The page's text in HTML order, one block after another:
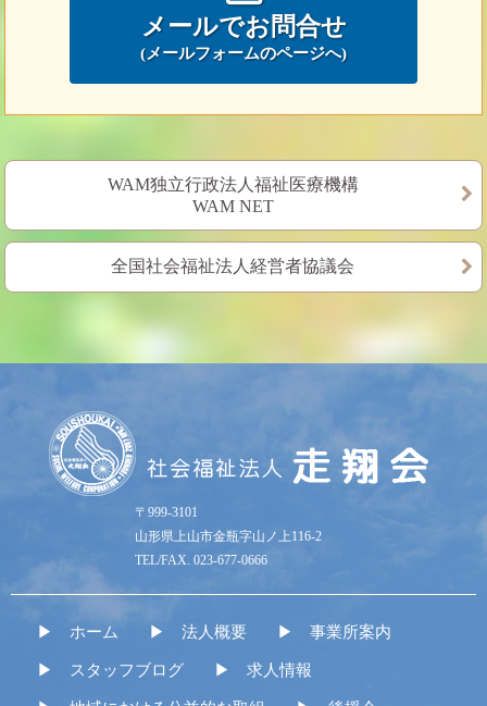
メールでお問合せ
(メールフォームのページへ)
WAM独立行政法人福祉医療機構
WAM NET
全国社会福祉法人経営者協議会
〒999-3101
山形県上山市金瓶字山ノ上116-2
TEL/FAX. 023-677-0666
ホーム 法人概要 事業所案内
スタッフブログ 求人情報